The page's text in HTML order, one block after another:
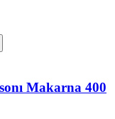
Makarna 400